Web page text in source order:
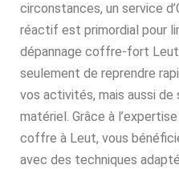
circonstances, un service
réactif est primordial pour
dépannage coffre-fort
seulement de reprendre
vos activités, mais aussi
matériel. Grâce à
coffre à Leut, vous
avec des techniques